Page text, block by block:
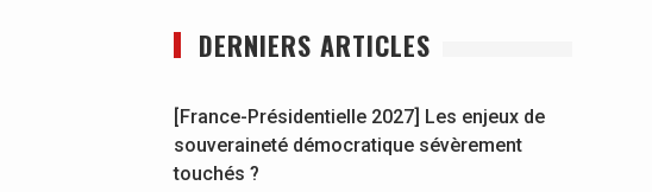
DERNIERS ARTICLES
[France-Présidentielle 2027] Les enjeux de
souveraineté démocratique sévèrement
touchés ?